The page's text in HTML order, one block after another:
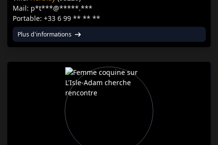
Mail: p*t***@*****.***
Portable: +33 6 99 ** ** **
Plus d'informations